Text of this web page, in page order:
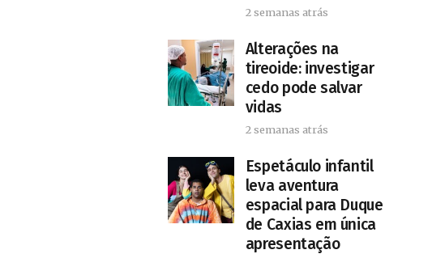
2 semanas atrás
Alterações na
tireoide: investigar
cedo pode salvar
vidas
2 semanas atrás
​Espetáculo infantil
leva aventura
espacial para Duque
de Caxias em única
apresentação